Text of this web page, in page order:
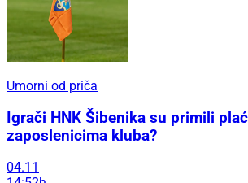
Umorni od priča
Igrači HNK Šibenika su primili
zaposlenicima kluba?
04.11